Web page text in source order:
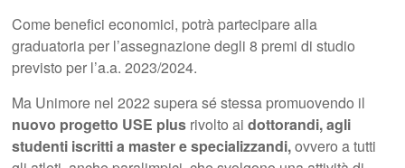
Come benefici economici, potrà partecipare alla
graduatoria per l’assegnazione degli 8 premi di studio
previsto per l’a.a. 2023/2024.
Ma Unimore nel 2022 supera sé stessa promuovendo il
nuovo progetto USE plus rivolto aidottorandi, agli
studenti iscritti a master e specializzandi,ovvero a tutti